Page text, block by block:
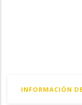
INFORMACIÓN